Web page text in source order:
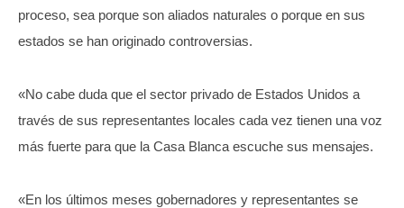
proceso, sea porque son aliados naturales o porque en sus
estados se han originado controversias.
«No cabe duda que el sector privado de Estados Unidos a
través de sus representantes locales cada vez tienen una voz
más fuerte para que la Casa Blanca escuche sus mensajes.
«En los últimos meses gobernadores y representantes se